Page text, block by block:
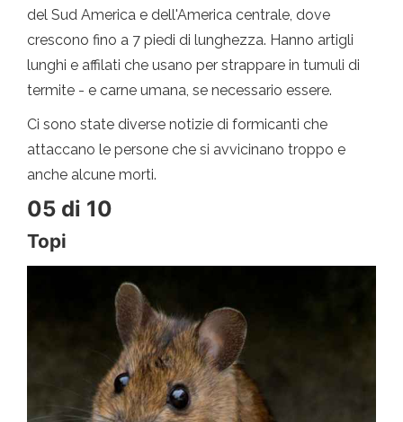
del Sud America e dell'America centrale, dove
crescono fino a 7 piedi di lunghezza. Hanno artigli
lunghi e affilati che usano per strappare in tumuli di
termite - e carne umana, se necessario essere.
Ci sono state diverse notizie di formicanti che
attaccano le persone che si avvicinano troppo e
anche alcune morti.
05 di 10
Topi